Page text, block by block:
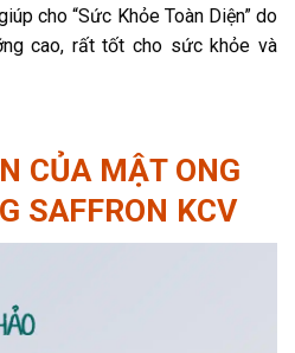
cho “Sức Khỏe Toàn Diện” do
cao, rất tốt cho sức khỏe và
CỦA MẬT ONG
SAFFRON KCV